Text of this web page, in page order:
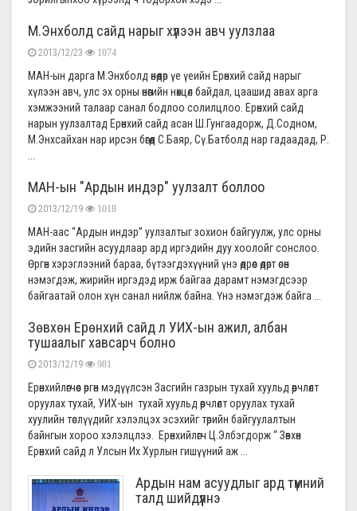
М.Энхболд сайд нарыг хүлээн авч уулзлаа
2013/12/23 1074
МАН-ын дарга М.Энхболд өнөөдөр үе үеийн Ерөнхий сайд нарыг
хүлээн авч, улс эх орны өнөөгийн нөхцөл байдал, цаашид авах арга
хэмжээний талаар санал бодлоо солилцлоо. Ерөнхий сайд
нарын уулзалтад Ерөнхий сайд асан Ш.Гунгаадорж, Д.Содном,
М.Энхсайхан нар ирсэн бөгөөд С.Баяр, Сү.Батболд нар гадаадад, Р.
МАН-ын "Ардын индэр" уулзалт боллоо
2013/12/19 1018
МАН-аас “Ардын индэр” уулзалтыг зохион байгуулж, улс орны
эдийн засгийн асуудлаар ард иргэдийн дуу хоолойг сонслоо.
Өргөн хэрэглээний бараа, бүтээгдэхүүний үнэ өдрөөс өдөрт өсөн
нэмэгдэж, жирийн иргэдэд ирж байгаа дарамт нэмэгдсээр
байгаатай олон хүн санал нийлж байна. Үнэ нэмэгдэж байга ...
Зөвхөн Ерөнхий сайд л УИХ-ын ажил, албан
тушаалыг хавсарч болно
2013/12/19 981
Ерөнхийлөгчөөс өргөн мэдүүлсэн Засгийн газрын тухай хуульд өөрчлөлт
оруулах тухай, УИХ-ын тухай хуульд өөрчлөлт оруулах тухай
хуулийн төслүүдийг хэлэлцэх эсэхийг төрийн байгуулалтын
байнгын хороо хэлэлцлээ. Ерөнхийлөгч Ц.Элбэгдорж “ Зөвхөн
Ерөнхий сайд л Улсын Их Хурлын гишүүний аж ...
Ардын нам асуудлыг ард түмний
талд шийдүүлнэ